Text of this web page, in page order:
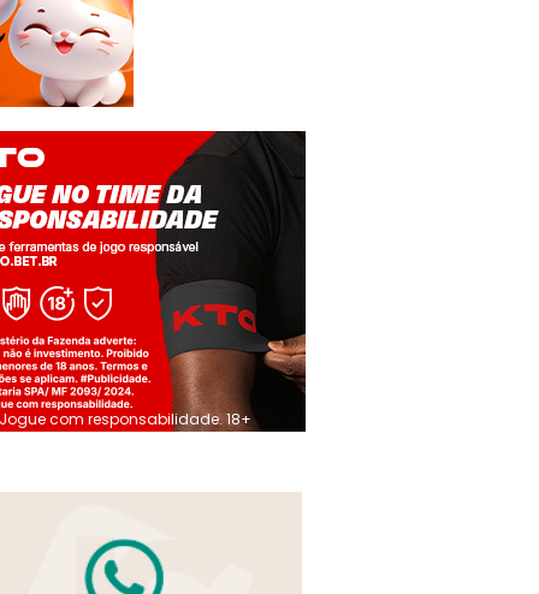
Jogue com responsabilidade. 18+